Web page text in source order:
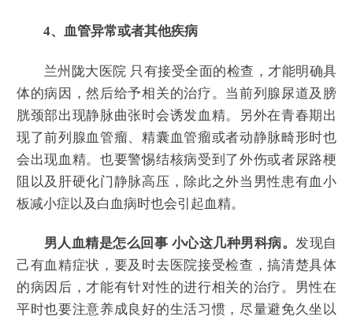
4、血管异常或者其他疾病
兰州陇大医院 只有接受全面的检查，才能明确具
体的病因，然后给予相关的治疗。当前列腺尿道及膀
胱颈部出现静脉曲张时会诱发血精。另外在青春期出
现了前列腺血管瘤、精囊血管瘤或者动静脉畸形时也
会出现血精。也要警惕结核病受到了外伤或者尿路梗
阻以及肝硬化门静脉高压，除此之外当男性患有血小
板减小症以及白血病时也会引起血精。
男人血精是怎么回事 小心这几种男科病。发现自
己有血精症状，要及时去医院接受检查，搞清楚具体
的病因后，才能有针对性的进行相关的治疗。男性在
平时也要注意养成良好的生活习惯，尽量避免久坐以